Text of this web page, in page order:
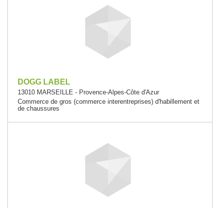
DOGG LABEL
13010 MARSEILLE - Provence-Alpes-Côte d'Azur
Commerce de gros (commerce interentreprises) d'habillement et
de chaussures